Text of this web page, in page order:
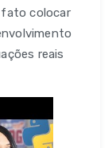
fato colocar
reais